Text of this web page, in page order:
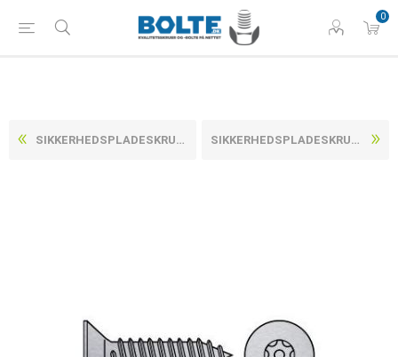
0
SIKKERHEDSPLADESKRUE M/UNDERSÆNKET 1-VEJS TORX (DIN 7982) RUSTFRI A2 3,5X25 (100 STK) SIKKERHEDSPLADESKRUE M/UNDERSÆNKET 1-VEJS TORX (DIN 7982) RUSTFRI A2 3,5X9,5 (100 STK)